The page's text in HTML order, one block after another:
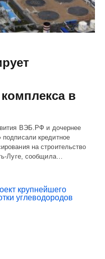
в
ВЭБ.РФ и дочернее
кредитное
на строительство
Луге, сообщила…